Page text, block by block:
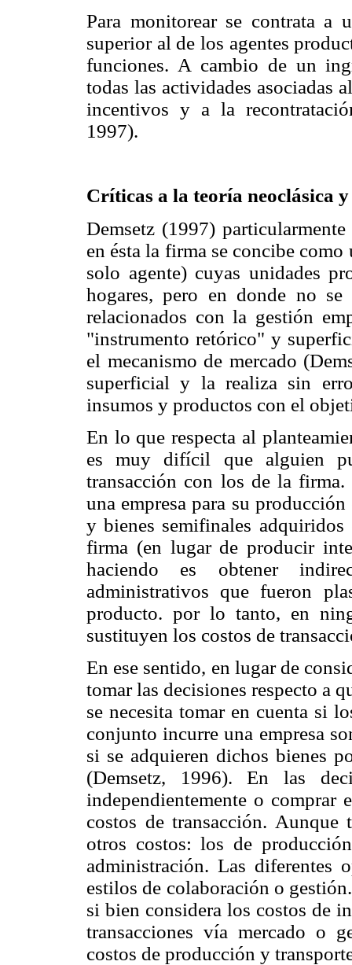
Para monitorear se contrata a
superior al de los agentes
funciones. A cambio de un
todas las actividades asociadas
incentivos y a la
1997).
Críticas a la teoría neoclásica
Demsetz (1997)
en ésta la firma se concibe
solo agente) cuyas unidades
hogares, pero en donde no
relacionados con la gestión
"instrumento retórico" y
el mecanismo de mercado
superficial y la realiza sin
insumos y productos con el
En lo que respecta al
es muy difícil que alguien
transacción con los de la firma.
una empresa para su
y bienes semifinales
firma (en lugar de producir
haciendo es obtener
administrativos que fueron
producto. por lo tanto, en
sustituyen los costos de
En ese sentido, en lugar de
tomar las decisiones respecto a
se necesita tomar en cuenta si
conjunto incurre una empresa
si se adquieren dichos bienes
(Demsetz, 1996). En las
independientemente o comprar
costos de transacción. Aunque
otros costos: los de
administración. Las diferentes
estilos de colaboración o
si bien considera los costos de
transacciones vía mercado o
costos de producción y